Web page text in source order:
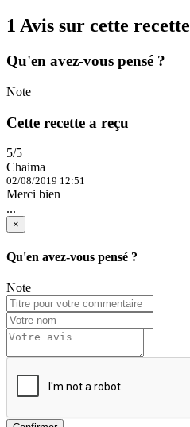
1 Avis sur cette recette
Qu'en avez-vous pensé ?
Note
Cette recette a reçu
5/5
Chaima
02/08/2019 12:51
Merci bien
...
×
Qu'en avez-vous pensé ?
Note